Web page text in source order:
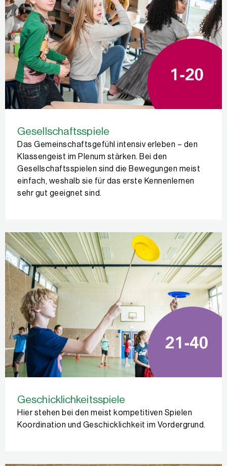
Gesellschaftsspiele
Das Gemeinschaftsgefühl intensiv erleben – den
Klassengeist im Plenum stärken. Bei den
Gesellschaftsspielen sind die Bewegungen meist
einfach, weshalb sie für das erste Kennenlernen
sehr gut geeignet sind.
Geschicklichkeitsspiele
Hier stehen bei den meist kompetitiven Spielen
Koordination und Geschicklichkeit im Vordergrund.